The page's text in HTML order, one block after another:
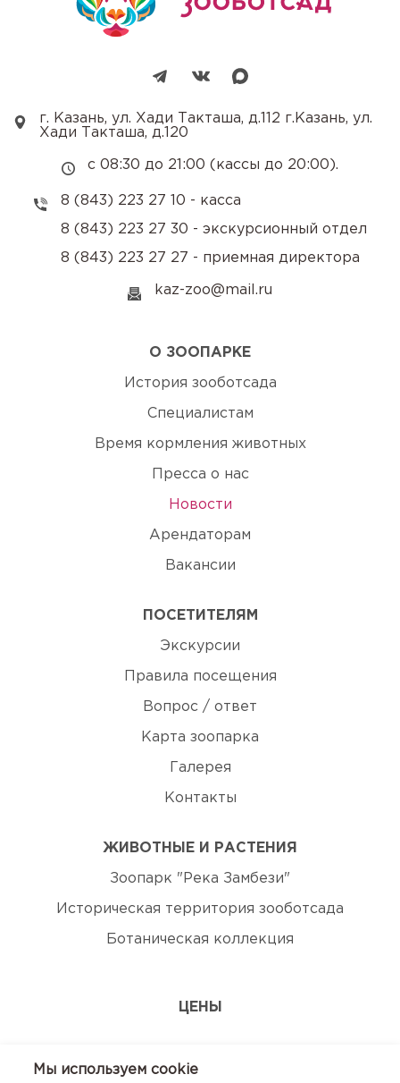
О ЗООПАРКЕ
История зооботсада
Специалистам
Время кормления животных
Пресса о нас
Новости
Арендаторам
Вакансии
ПОСЕТИТЕЛЯМ
Экскурсии
Правила посещения
Вопрос / ответ
Карта зоопарка
Галерея
Контакты
ЖИВОТНЫЕ И РАСТЕНИЯ
Зоопарк "Река Замбези"
Историческая территория зооботсада
Ботаническая коллекция
ЦЕНЫ
г. Казань, ул. Хади Такташа, д.112 г.Казань, ул.
Хади Такташа, д.120
с 08:30 до 21:00 (кассы до 20:00).
8 (843) 223 27 10 - касса
8 (843) 223 27 30 - экскурсионный отдел
8 (843) 223 27 27 - приемная директора
kaz-zoo@mail.ru
Мы используем сookie